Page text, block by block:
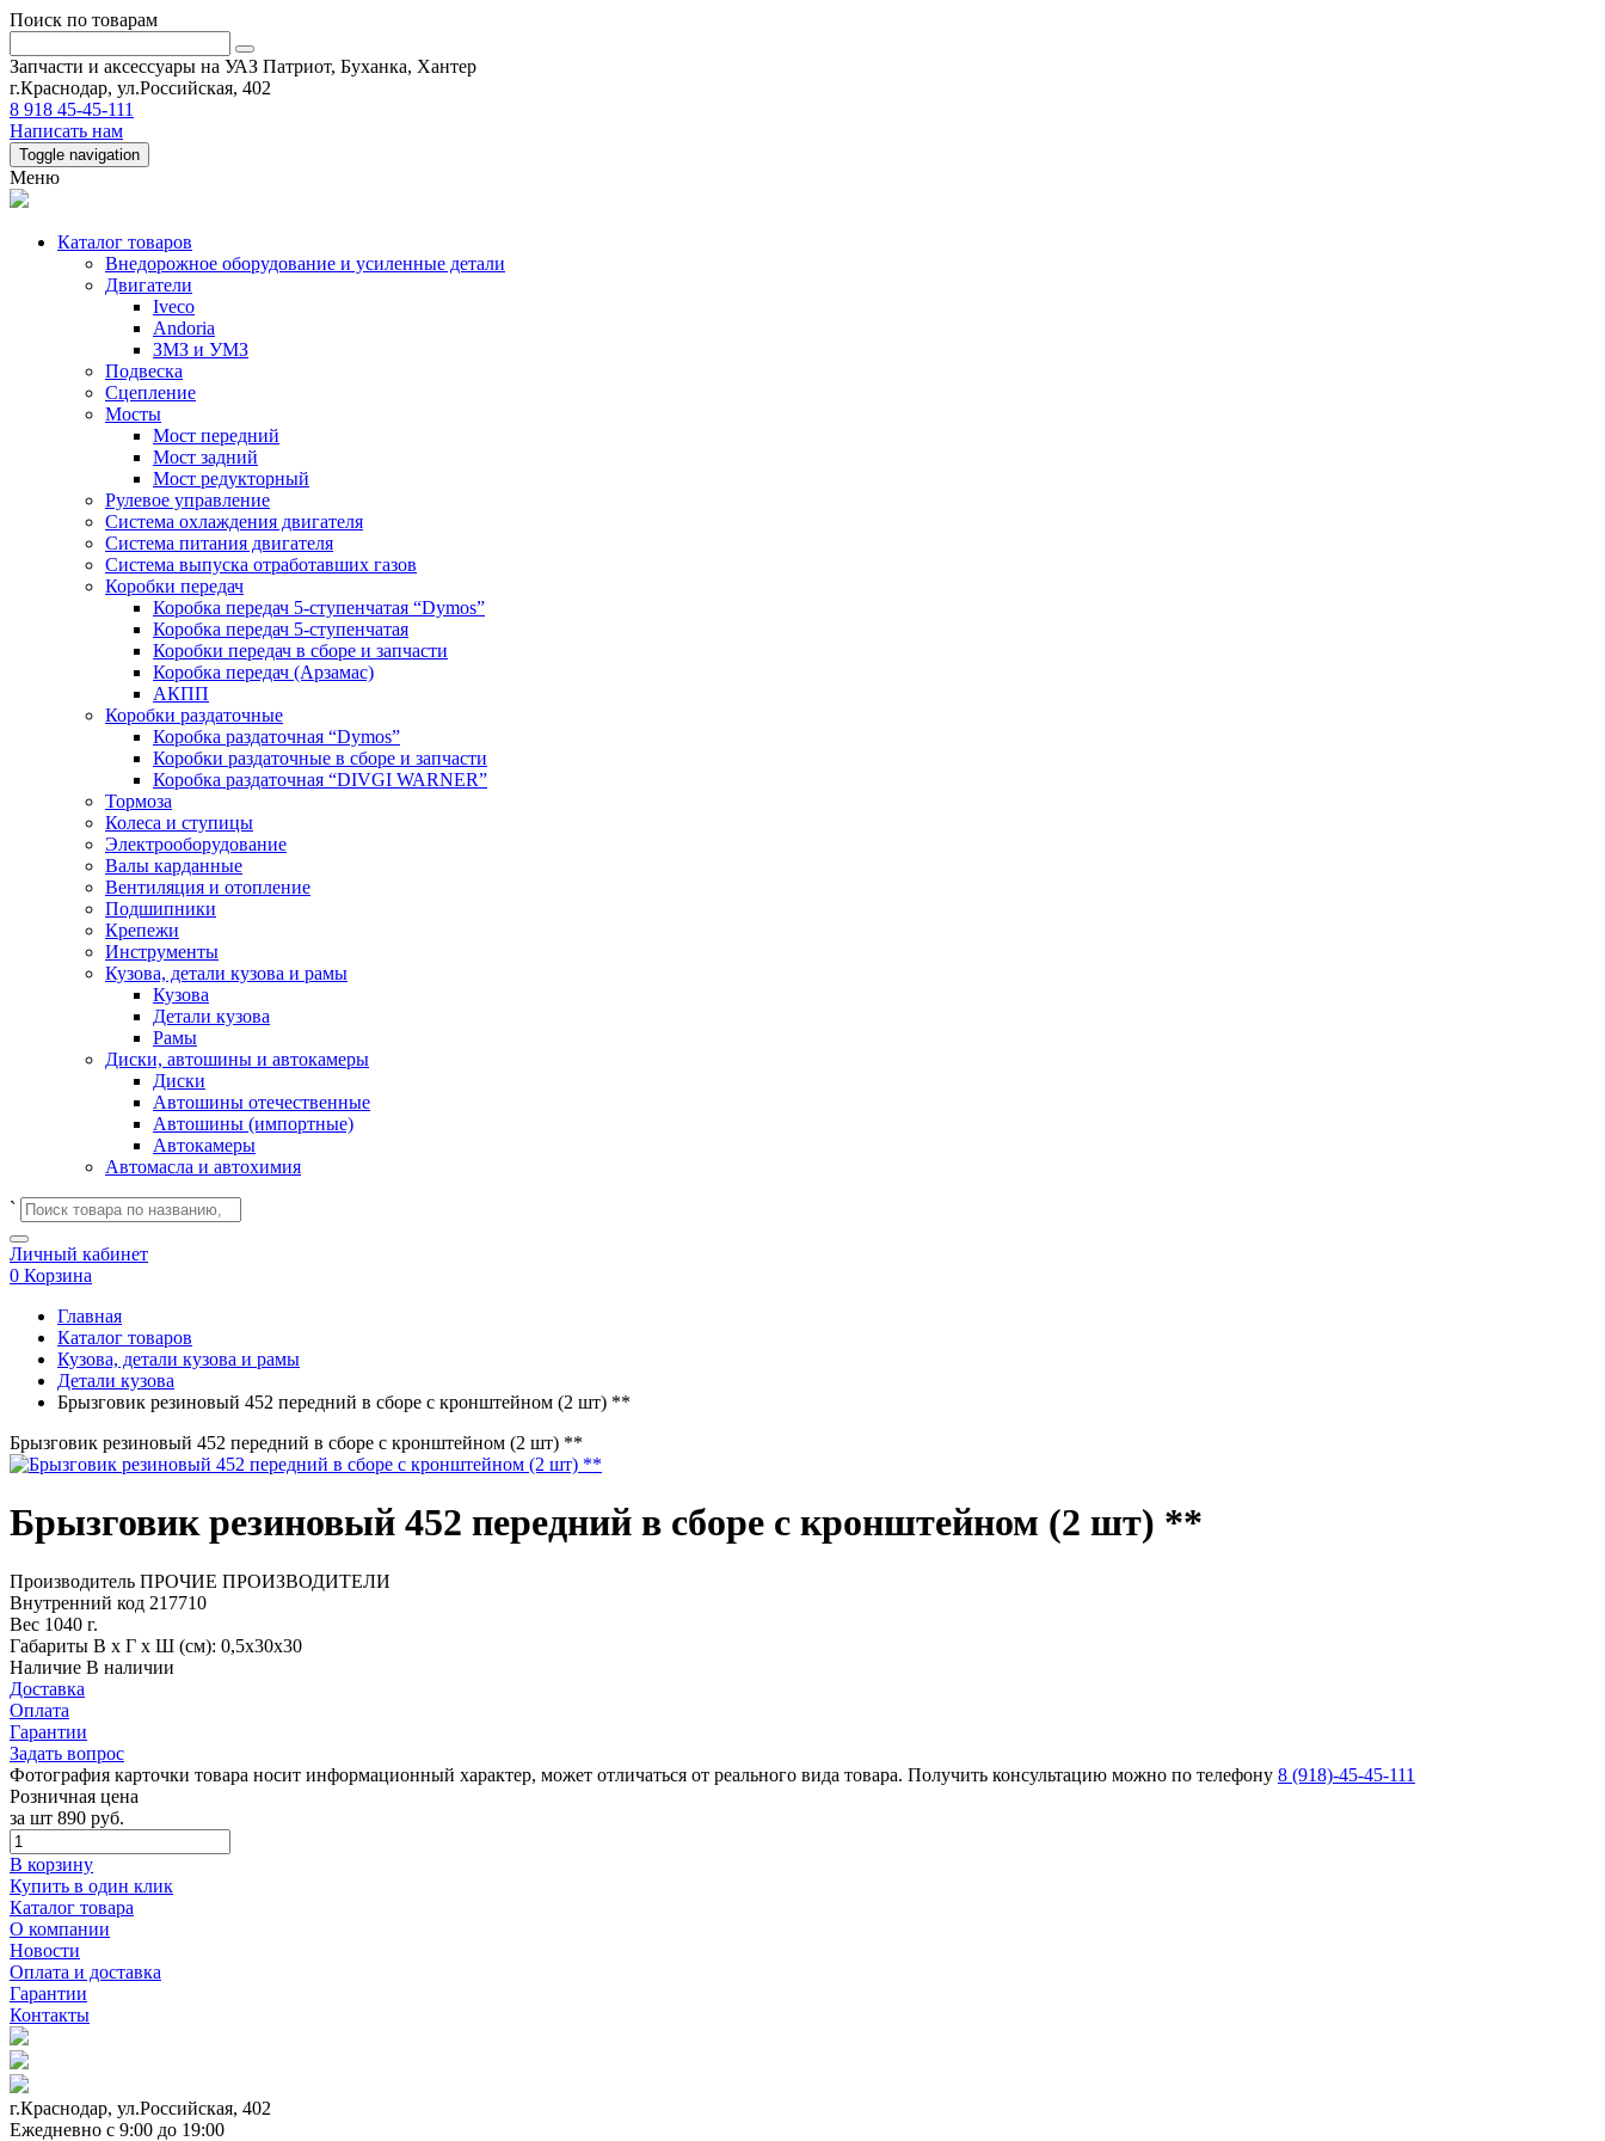
Поиск по товарам
Запчасти и аксессуары на УАЗ Патриот, Буханка, Хантер
г.Краснодар, ул.Российская, 402
8 918 45-45-111
Написать нам
Toggle navigation
Меню
Каталог товаров
Внедорожное оборудование и усиленные детали
Двигатели
Iveco
Andoria
ЗМЗ и УМЗ
Подвеска
Сцепление
Мосты
Мост передний
Мост задний
Мост редукторный
Рулевое управление
Система охлаждения двигателя
Система питания двигателя
Система выпуска отработавших газов
Коробки передач
Коробка передач 5-ступенчатая “Dymos”
Коробка передач 5-ступенчатая
Коробки передач в сборе и запчасти
Коробка передач (Арзамас)
АКПП
Коробки раздаточные
Коробка раздаточная “Dymos”
Коробки раздаточные в сборе и запчасти
Коробка раздаточная “DIVGI WARNER”
Тормоза
Колеса и ступицы
Электрооборудование
Валы карданные
Вентиляция и отопление
Подшипники
Крепежи
Инструменты
Кузова, детали кузова и рамы
Кузова
Детали кузова
Рамы
Диски, автошины и автокамеры
Диски
Автошины отечественные
Автошины (импортные)
Автокамеры
Автомасла и автохимия
`
Личный кабинет
0 Корзина
Главная
Каталог товаров
Кузова, детали кузова и рамы
Детали кузова
Брызговик резиновый 452 передний в сборе с кронштейном (2 шт) **
Брызговик резиновый 452 передний в сборе с кронштейном (2 шт) **
Брызговик резиновый 452 передний в сборе с кронштейном (2 шт) **
Производитель ПРОЧИЕ ПРОИЗВОДИТЕЛИ
Внутренний код 217710
Вес 1040 г.
Габариты В х Г х Ш (см): 0,5х30х30
Наличие В наличии
Доставка
Оплата
Гарантии
Задать вопрос
Фотография карточки товара носит информационный характер, может отличаться от реального вида товара. Получить консультацию можно по телефону 8 (918)-45-45-111
Розничная цена
за шт 890 руб.
В корзину
Купить в один клик
Каталог товара
О компании
Новости
Оплата и доставка
Гарантии
Контакты
г.Краснодар, ул.Российская, 402
Ежедневно c 9:00 до 19:00